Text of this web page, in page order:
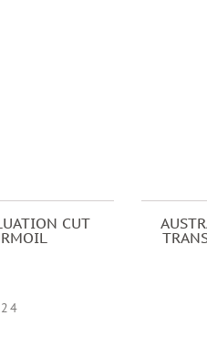
CUT